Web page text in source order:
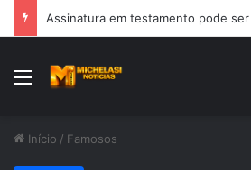
Assinatura em testamento pode ser
Menu
Início / Famosos